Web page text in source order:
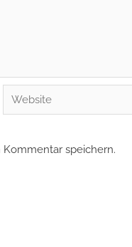
Website
speichern.